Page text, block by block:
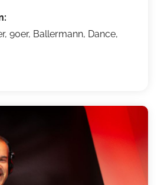
90er, Ballermann, Dance,